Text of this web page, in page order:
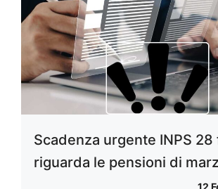
Scadenza urgente INPS
riguarda le pensioni di